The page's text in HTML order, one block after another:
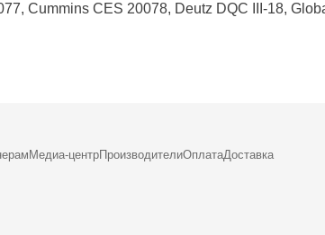
Cummins CES 20078, Deutz DQC III-18,
Медиа-центрПроизводителиОплатаДоставка